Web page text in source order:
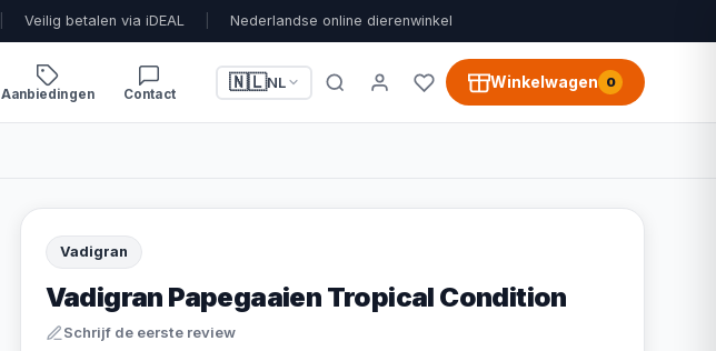
Veilig betalen via iDEAL Nederlandse online dierenwinkel
Aanbiedingen Contact
🇳🇱NL Winkelwagen 0
Vadigran
Vadigran Papegaaien Tropical Condition
Schrijf de eerste review